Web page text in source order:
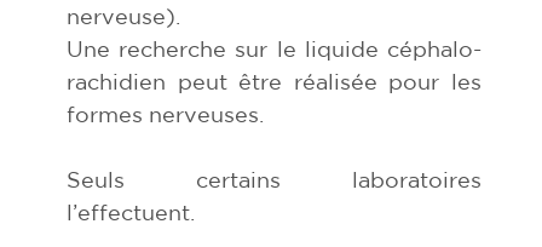
nerveuse).
Une recherche sur le liquide céphalo-
rachidien peut être réalisée pour les
formes nerveuses.
Seuls certains laboratoires
l’effectuent.